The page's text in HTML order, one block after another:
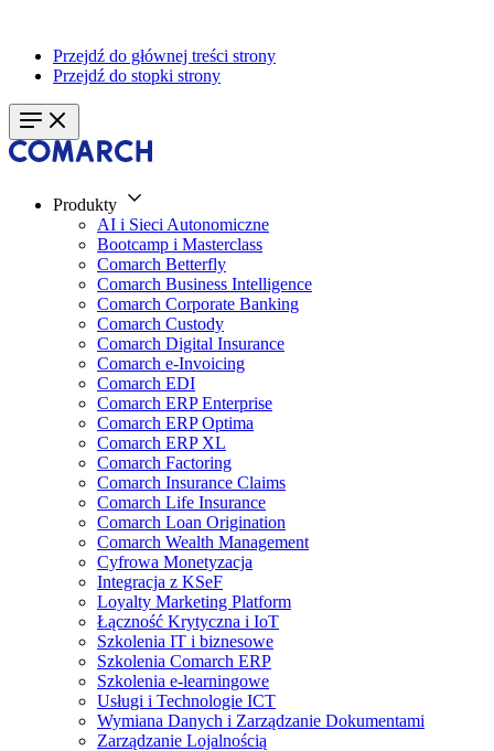
Przejdź do głównej treści strony
Przejdź do stopki strony
Produkty
AI i Sieci Autonomiczne
Bootcamp i Masterclass
Comarch Betterfly
Comarch Business Intelligence
Comarch Corporate Banking
Comarch Custody
Comarch Digital Insurance
Comarch e-Invoicing
Comarch EDI
Comarch ERP Enterprise
Comarch ERP Optima
Comarch ERP XL
Comarch Factoring
Comarch Insurance Claims
Comarch Life Insurance
Comarch Loan Origination
Comarch Wealth Management
Cyfrowa Monetyzacja
Integracja z KSeF
Loyalty Marketing Platform
Łączność Krytyczna i IoT
Szkolenia IT i biznesowe
Szkolenia Comarch ERP
Szkolenia e-learningowe
Usługi i Technologie ICT
Wymiana Danych i Zarządzanie Dokumentami
Zarządzanie Lojalnością